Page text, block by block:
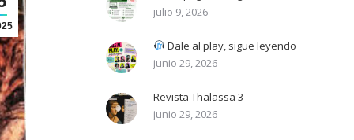
julio 9, 2026
Dale al play, sigue leyendo
junio 29, 2026
Revista Thalassa 3
junio 29, 2026